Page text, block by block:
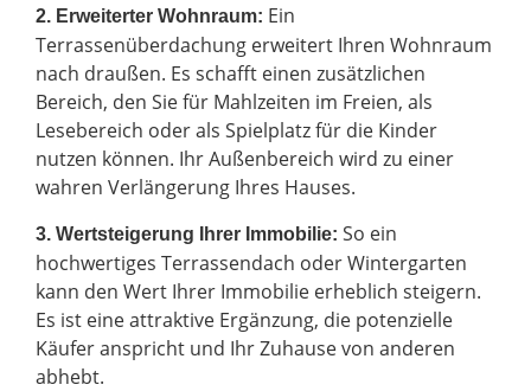
2. Erweiterter Wohnraum: Ein
Terrassenüberdachung erweitert Ihren Wohnraum
nach draußen. Es schafft einen zusätzlichen
Bereich, den Sie für Mahlzeiten im Freien, als
Lesebereich oder als Spielplatz für die Kinder
nutzen können. Ihr Außenbereich wird zu einer
wahren Verlängerung Ihres Hauses.
3. Wertsteigerung Ihrer Immobilie: So ein
hochwertiges Terrassendach oder Wintergarten
kann den Wert Ihrer Immobilie erheblich steigern.
Es ist eine attraktive Ergänzung, die potenzielle
Käufer anspricht und Ihr Zuhause von anderen
abhebt.